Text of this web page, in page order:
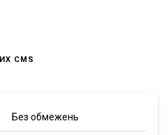
CMS
Без обмежень